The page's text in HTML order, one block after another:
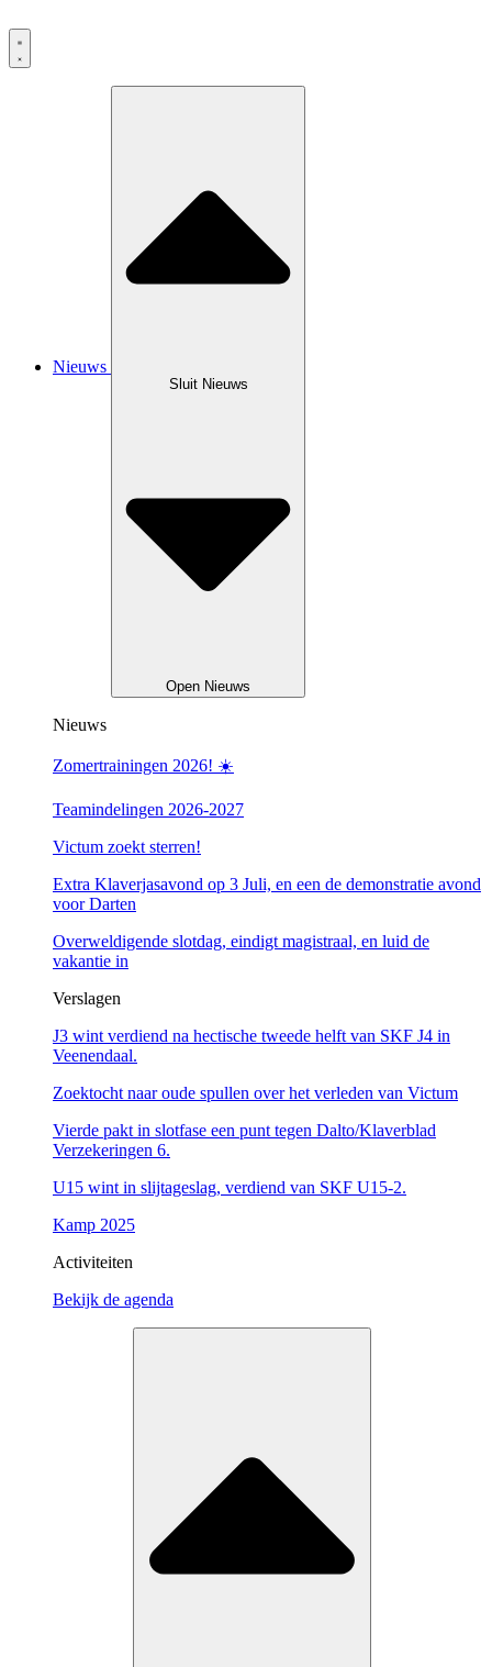
naar
de
Nieuws
Sluit Nieuws
Open Nieuws
Nieuws
Zomertrainingen 2026! ☀️
Teamindelingen 2026-2027
Victum zoekt sterren!
Extra Klaverjasavond op 3 Juli, en een de demonstratie avond
voor Darten
Overweldigende slotdag, eindigt magistraal, en luid de
vakantie in
Verslagen
J3 wint verdiend na hectische tweede helft van SKF J4 in
Veenendaal.
Zoektocht naar oude spullen over het verleden van Victum
Vierde pakt in slotfase een punt tegen Dalto/Klaverblad
Verzekeringen 6.
U15 wint in slijtageslag, verdiend van SKF U15-2.
Kamp 2025
Activiteiten
Bekijk de agenda